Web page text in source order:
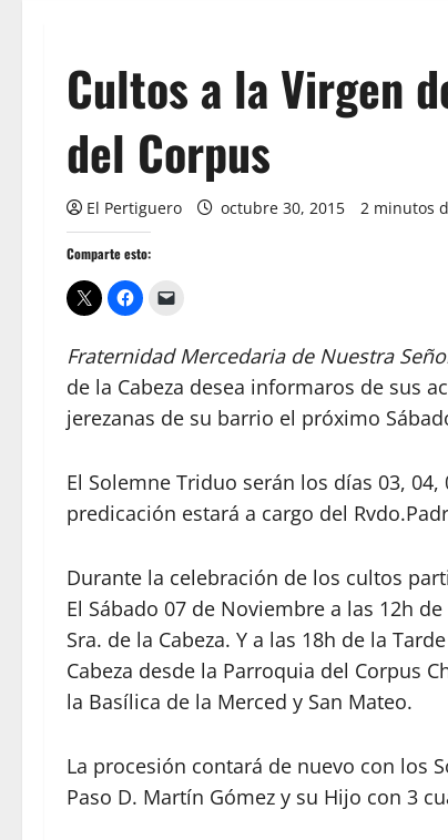
Cultos a la Virgen
del Corpus
El Pertiguero octubre 30, 2015 2 minutos
Comparte esto:
Fraternidad Mercedaria de Nuestra
de la Cabeza desea informaros de sus
jerezanas de su barrio el próximo
El Solemne Triduo serán los días 03,
predicación estará a cargo del
Durante la celebración de los cultos
El Sábado 07 de Noviembre a las 12h
Sra. de la Cabeza. Y a las 18h de la
Cabeza desde la Parroquia del Corpus
la Basílica de la Merced y San Mateo.
La procesión contará de nuevo con los
Paso D. Martín Gómez y su Hijo con 3